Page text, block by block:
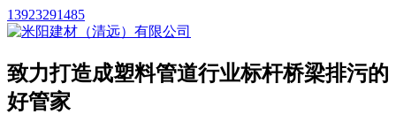
13923291485
致力打造成塑料管道行业标杆桥梁排污的
好管家